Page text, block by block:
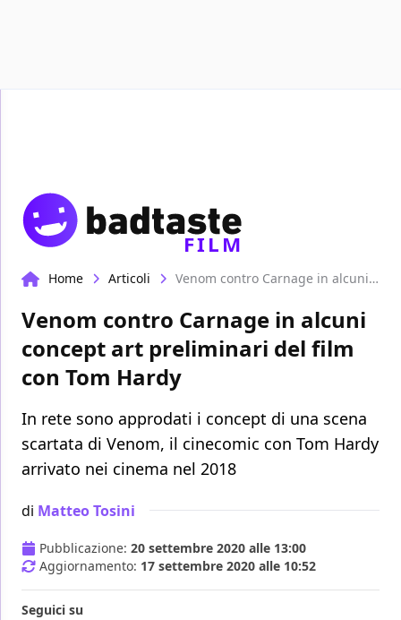
FILM
Home Articoli Venom contro Carnage in alcuni concept art preliminari del film con Tom Hardy
Venom contro Carnage in alcuni
concept art preliminari del film
con Tom Hardy
In rete sono approdati i concept di una scena
scartata di Venom, il cinecomic con Tom Hardy
arrivato nei cinema nel 2018
di Matteo Tosini
Pubblicazione: 20 settembre 2020 alle 13:00
Aggiornamento: 17 settembre 2020 alle 10:52
Seguici su